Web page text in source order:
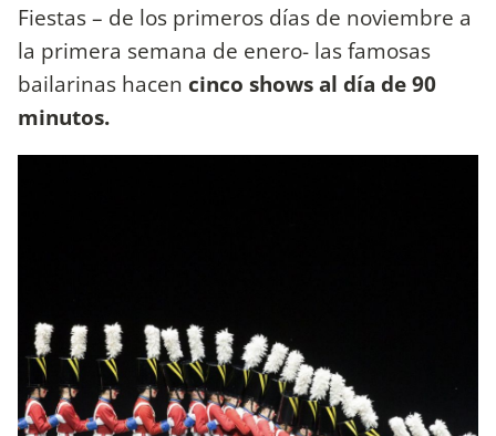
Fiestas – de los primeros días de noviembre a
la primera semana de enero- las famosas
bailarinas hacen cinco shows al día de 90
minutos.